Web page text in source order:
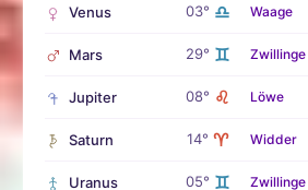
Venus 03° ♎ Waage
Mars 29° ♊ Zwillinge
Jupiter 08° ♌ Löwe
Saturn 14° ♈ Widder
Uranus 05° ♊ Zwillinge